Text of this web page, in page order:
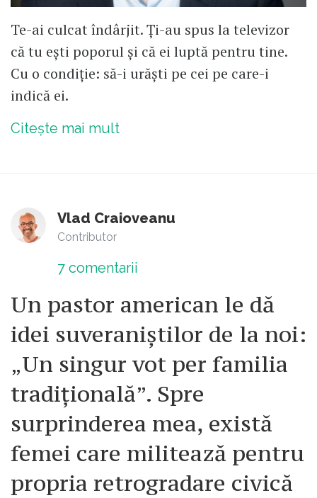
Te-ai culcat îndârjit. Ți-au spus la televizor
că tu ești poporul și că ei luptă pentru tine.
Cu o condiție: să-i urăști pe cei pe care-i
indică ei.
Citește mai mult
Vlad Craioveanu
Contributor
7 comentarii
Un pastor american le dă
idei suveraniștilor de la noi:
„Un singur vot per familia
tradițională”. Spre
surprinderea mea, există
femei care militează pentru
propria retrogradare civică